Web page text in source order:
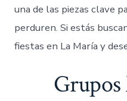
una de las piezas clave
perduren. Si estás
fiestas en La María y
Grupos